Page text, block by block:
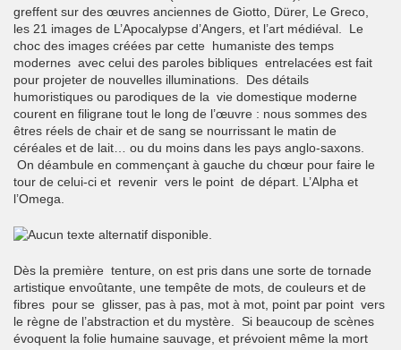
greffent sur des œuvres anciennes de Giotto, Dürer, Le Greco,
les 21 images de L’Apocalypse d’Angers, et l’art médiéval. Le
choc des images créées par cette humaniste des temps
modernes avec celui des paroles bibliques entrelacées est fait
pour projeter de nouvelles illuminations. Des détails
humoristiques ou parodiques de la vie domestique moderne
courent en filigrane tout le long de l’œuvre : nous sommes des
êtres réels de chair et de sang se nourrissant le matin de
céréales et de lait… ou du moins dans les pays anglo-saxons.
On déambule en commençant à gauche du chœur pour faire le
tour de celui-ci et revenir vers le point de départ. L’Alpha et
l’Omega.
Dès la première tenture, on est pris dans une sorte de tornade
artistique envoûtante, une tempête de mots, de couleurs et de
fibres pour se glisser, pas à pas, mot à mot, point par point vers
le règne de l’abstraction et du mystère. Si beaucoup de scènes
évoquent la folie humaine sauvage, et prévoient même la mort